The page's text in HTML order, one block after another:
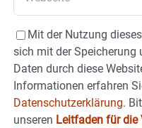
Mit der Nutzung
sich mit der Speicherung
Daten durch diese
Informationen erfahren
Datenschutzerklärung.
unseren Leitfaden für